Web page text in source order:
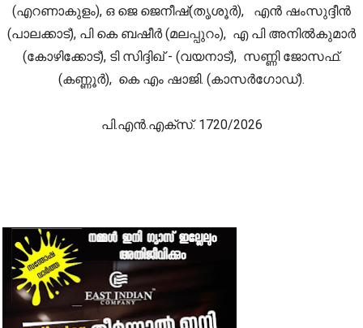
(എറണാകുളം), ഒ ജെ ജെനീഷ്(തൃശൂർ), എൻ ഷംസുദ്ദീൻ
(പാലക്കാട്), പി കെ ബഷീർ (മലപ്പുറം), എ പി അനിൽകുമാർ
(കോഴിക്കോട്), ടി സിദ്ദിഖ് - (വയനാട്), സണ്ണി ജോസഫ്.
(കണ്ണൂർ), കെ എം ഷാജി. (കാസർഗോഡ്).
പി.എൻ.എക്‌സ്. 1720/2026